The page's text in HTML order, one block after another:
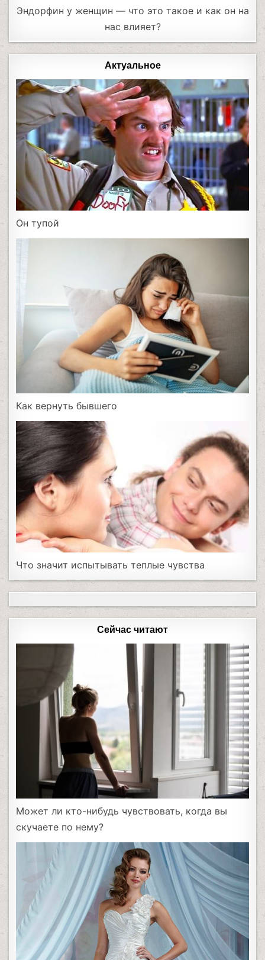
Эндорфин у женщин — что это такое и как он на
нас влияет?
Актуальное
Он тупой
Как вернуть бывшего
Что значит испытывать теплые чувства
Сейчас читают
Может ли кто-нибудь чувствовать, когда вы
скучаете по нему?